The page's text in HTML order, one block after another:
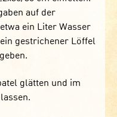
auf der
ein Liter Wasser
gestrichener Löffel
glätten und im